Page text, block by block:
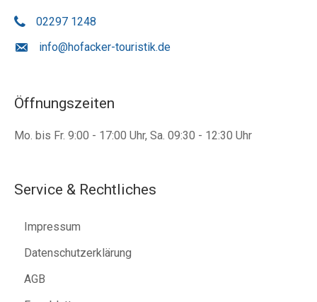
02297 1248
info@hofacker-touristik.de
Öffnungszeiten
Mo. bis Fr. 9:00 - 17:00 Uhr, Sa. 09:30 - 12:30 Uhr
Service & Rechtliches
Impressum
Datenschutzerklärung
AGB